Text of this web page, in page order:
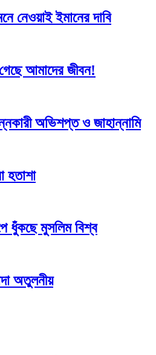
নেওয়াই ইমানের দাবি
আমাদের জীবন!
অভিশপ্ত ও জাহান্নামি
হতাশা
ধুঁকছে মুসলিম বিশ্ব
অতুলনীয়